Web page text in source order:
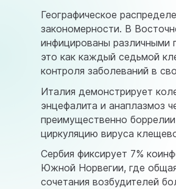
Географическое
закономерности. В
инфицированы различными
это как каждый седьмой
контроля заболеваний в
Италия демонстрирует
энцефалита и анаплазмоз
преимущественно
циркуляцию вируса
Сербия фиксирует 7%
Южной Норвегии, где
сочетания возбудителей